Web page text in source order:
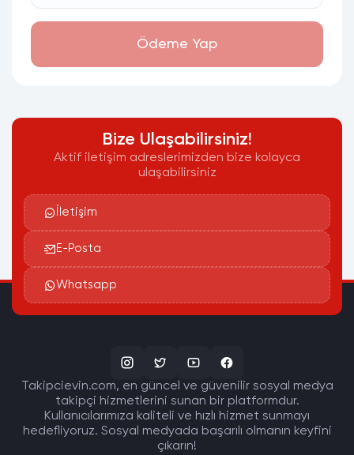
Ödeme Yap
Bize Ulaşabilirsiniz!
Aktif iletişim adreslerimizden bize kolayca
ulaşabilirsiniz
İletişim
E-Posta
Whatsapp
Takipcievin.com, en güncel ve güvenilir sosyal medya
takipçi hizmetlerini sunan bir platformdur.
Kullanıcılarımıza kaliteli ve hızlı hizmet sunmayı
hedefliyoruz. Sosyal medyada başarılı olmanın keyfini
çıkarın!